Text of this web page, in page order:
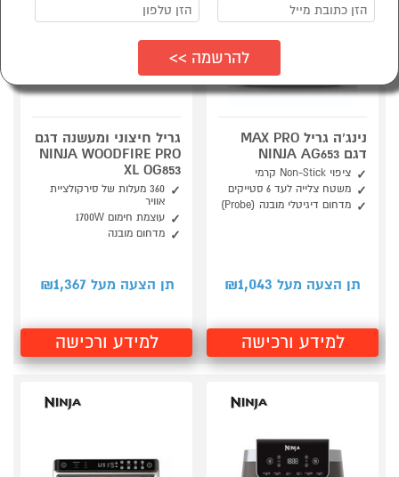
נינג’ה גריל MAX PRO
דגם NINJA AG653
ציפוי Non-Stick קרמי
משטח צלייה לעד 6 סטייקים
מדחום דיגיטלי מובנה (Probe)
תן הצעה מעל ₪ 1,043
למידע ורכישה
גריל חיצוני ומעשנה דגם
NINJA WOODFIRE PRO
XL OG853
360 מעלות של סירקולציית
אוויר
עוצמת חימום 1700W
מדחום מובנה
תן הצעה מעל ₪ 1,367
למידע ורכישה